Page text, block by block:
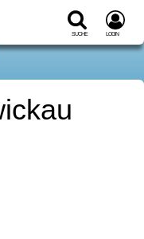
Suche Login